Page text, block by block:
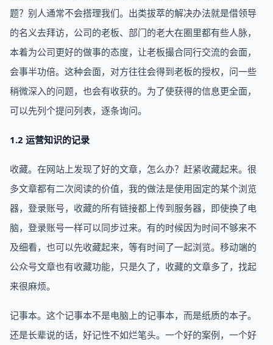
题？别人通常不会搭理我们。出类拔萃的解决办法就是借领导
的名义去拜访，公司的老板、部门的老大在圈里都有些人脉，
本着为公司更好的做事的态度，让老板撮合同行交流的会面，
会事半功倍。这种会面，对方往往会得到老板的授权，问一些
稍微深入的问题，也会有收获的。为了使获得的信息更全面，
可以先列个提问列表，逐条询问。
1.2 运营知识的记录
收藏。在网站上发现了好的文章，怎么办？赶紧收藏起来。很
多文章都有二次阅读的价值，我的做法是使用固定的某个浏览
器，登录账号，收藏的所有链接都上传到服务器，即使换了电
脑，登录账号一样可以同步过来。有的时候因为时间不够来不
及细看，也可以先收藏起来，等有时间了一起浏览。移动端的
公众号文章也有收藏功能，只是久了，收藏的文章多了，找起
来很麻烦。
记事本。这个记事本不是电脑上的记事本，而是纸质的本子。
还是长辈说的话，好记性不如烂笔头。一个好的案例，一个好